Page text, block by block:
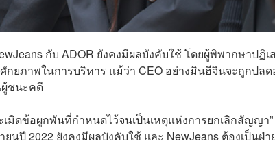
กับ ADOR ยังคงมีผลบังคับใช้ โดยผู้พิพากษาปฏิเ
ภาพในการบริหาร แม้ว่า CEO อย่างมินฮีจินจะถูกปล
ชนะคดี
เมิดข้อผูกพันที่กำหนดไว้จนเป็นเหตุแห่งการยกเลิกสัญญา”
ปี 2022 ยังคงมีผลบังคับใช้ และ NewJeans ต้องเป็นฝ่า